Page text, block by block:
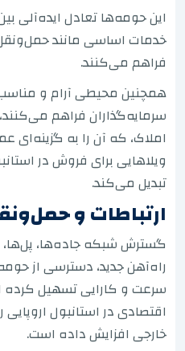
این حومه‌ها تعادل ایده‌آلی
خدمات اساسی مانند
فراهم می‌کنند.
همچنین محیطی آرام و مناسب
سرمایه‌گذاران فراهم
املاک، که آن را به گزینه‌ای
ویلاهایی برای فروش در
تبدیل می‌کند.
ارتباطات و
گسترش شبکه جاده‌ها،
راه‌آهن جدید، دسترسی از
سرعت و کارایی تسهیل کرده
اقتصادی در استانبول اروپایی
خارجی افزایش داده است.